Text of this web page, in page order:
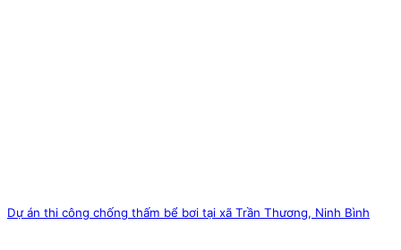
Dự án thi công chống thấm bể bơi tại xã Trần Thương, Ninh Bình